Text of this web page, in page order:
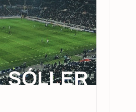
SÓLLER